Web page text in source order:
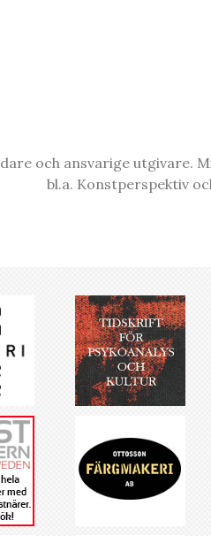
och ansvarige
bl.a. Konstperspektiv